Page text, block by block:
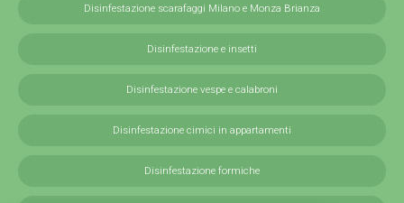
Disinfestazione scarafaggi Milano e Monza Brianza
Disinfestazione e insetti
Disinfestazione vespe e calabroni
Disinfestazione cimici in appartamenti
Disinfestazione formiche